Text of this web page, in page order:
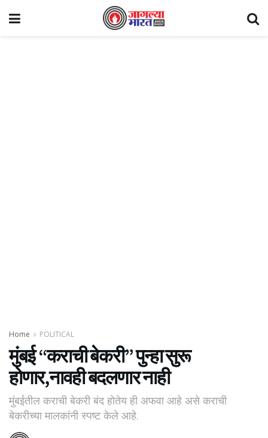
Home POLITICAL
मुंबई “कराची बेकरी” पुन्हा सुरू
होणार,नावही बदलणार नाही
मुंबईतील कराची बेकरी बंद होतेय ही अफवा आहे असे कराची
बेकरीच्या मालकांनी स्पष्ट केले आहे.